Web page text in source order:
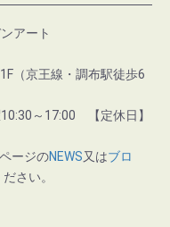
アート
（京王線・調布駅徒歩6
～17:00 【定休日】
ージのNEWS又はブロ
さい。